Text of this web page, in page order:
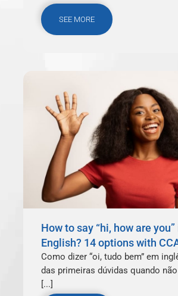
SEE MORE
How to say “hi, how are you”
English? 14 options with
Como dizer “oi, tudo bem” em
das primeiras dúvidas quando
[...]